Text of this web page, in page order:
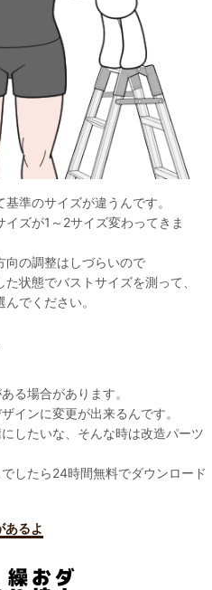
準のサイズが違うんです。
ズが1～2サイズ変わってきま
向の調整はしづらいので
状態でバストサイズを測って、
でください。
る場合があります。
インに変更が出来るんです。
したいな、そんな時は改造パーツ
したら24時間無料でダウンロード
あるよ